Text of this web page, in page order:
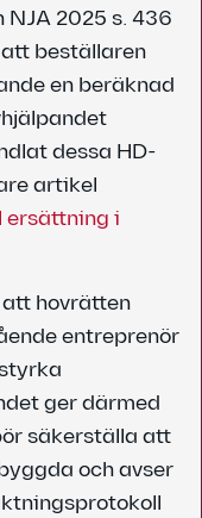
NJA 2025 s. 436
beställaren
en beräknad
dessa HD-
artikel
ersättning i
hovrätten
entreprenör
ger därmed
säkerställa att
och avser